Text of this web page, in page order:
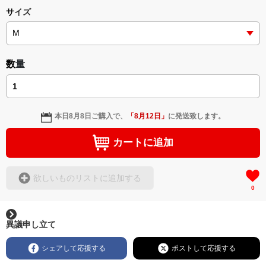
サイズ
数量
本日8月8日 ご購入で、 「8月12日 」 に発送致します。
カートに追加
欲しいものリストに追加する
0
異議申し立て
シェアして応援する ポストして応援する